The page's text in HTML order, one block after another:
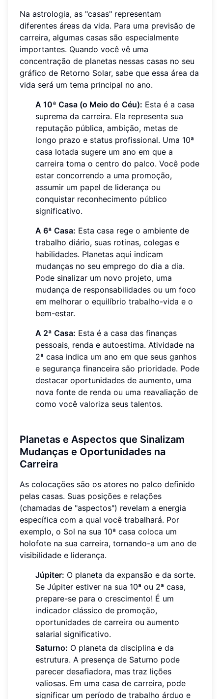
Na astrologia, as "casas" representam
diferentes áreas da vida. Para uma previsão de
carreira, algumas casas são especialmente
importantes. Quando você vê uma
concentração de planetas nessas casas no seu
gráfico de Retorno Solar, sabe que essa área da
vida será um tema principal no ano.
A 10ª Casa (o Meio do Céu): Esta é a casa
suprema da carreira. Ela representa sua
reputação pública, ambição, metas de
longo prazo e status profissional. Uma 10ª
casa lotada sugere um ano em que a
carreira toma o centro do palco. Você pode
estar concorrendo a uma promoção,
assumir um papel de liderança ou
conquistar reconhecimento público
significativo.
A 6ª Casa: Esta casa rege o ambiente de
trabalho diário, suas rotinas, colegas e
habilidades. Planetas aqui indicam
mudanças no seu emprego do dia a dia.
Pode sinalizar um novo projeto, uma
mudança de responsabilidades ou um foco
em melhorar o equilíbrio trabalho-vida e o
bem-estar.
A 2ª Casa: Esta é a casa das finanças
pessoais, renda e autoestima. Atividade na
2ª casa indica um ano em que seus ganhos
e segurança financeira são prioridade. Pode
destacar oportunidades de aumento, uma
nova fonte de renda ou uma reavaliação de
como você valoriza seus talentos.
Planetas e Aspectos que Sinalizam
Mudanças e Oportunidades na
Carreira
As colocações são os atores no palco definido
pelas casas. Suas posições e relações
(chamadas de "aspectos") revelam a energia
específica com a qual você trabalhará. Por
exemplo, o Sol na sua 10ª casa coloca um
holofote na sua carreira, tornando-a um ano de
visibilidade e liderança.
Júpiter: O planeta da expansão e da sorte.
Se Júpiter estiver na sua 10ª ou 2ª casa,
prepare-se para o crescimento! É um
indicador clássico de promoção,
oportunidades de carreira ou aumento
salarial significativo.
Saturno: O planeta da disciplina e da
estrutura. A presença de Saturno pode
parecer desafiadora, mas traz lições
valiosas. Em uma casa de carreira, pode
significar um período de trabalho árduo e